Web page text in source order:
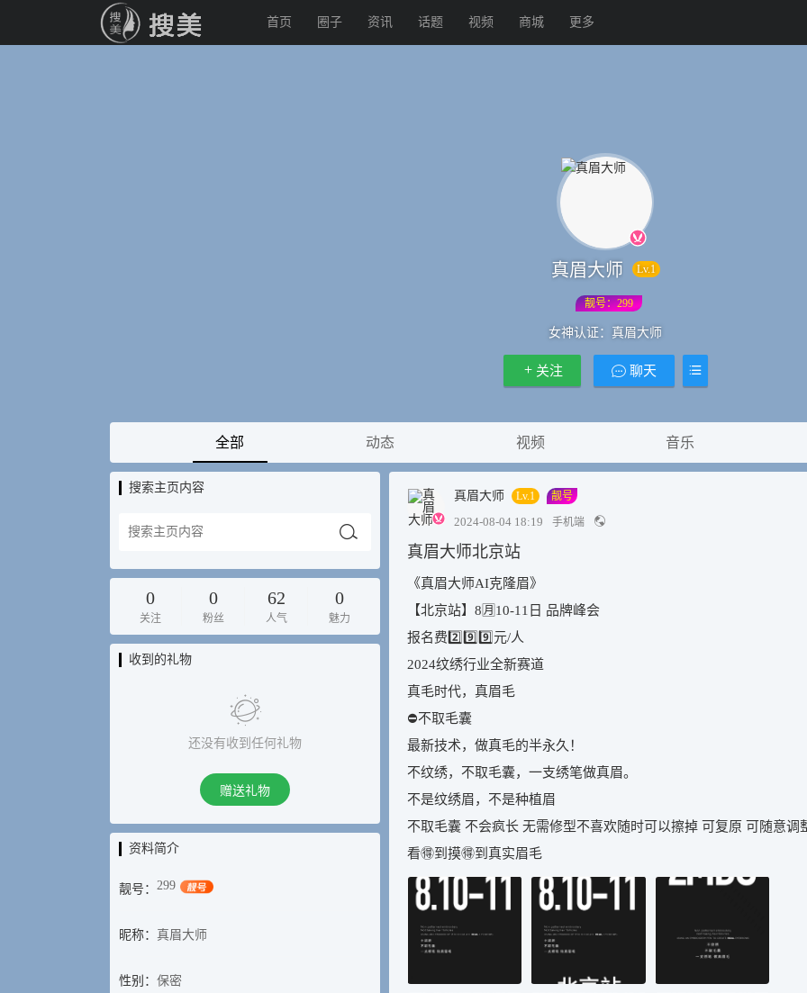
首页 圈子 资讯 话题 视频 商城 更多
真眉大师 Lv.1
靓号：299
女神认证： 真眉大师
关注 聊天
全部 动态 视频 音乐
搜索主页内容
0
关注
0
粉丝
62
人气
0
魅力
收到的礼物
还没有收到任何礼物
赠送礼物
资料简介
靓号： 299
昵称： 真眉大师
性别： 保密
真眉大师 Lv.1 靓号
2024-08-04 18:19 手机端
真眉大师北京站
《真眉大师AI克隆眉》
【北京站】8🈷️10-11日 品牌峰会
报名费2️⃣9️⃣9️⃣元/人
2024纹绣行业全新赛道
真毛时代，真眉毛
⛔不取毛囊
最新技术，做真毛的半永久！
不纹绣，不取毛囊，一支绣笔做真眉。
不是纹绣眉，不是种植眉
不取毛囊 不会疯长 无需修型不喜欢随时可以擦掉 可复原 可随意调
看🉐到摸🉐到真实眉毛